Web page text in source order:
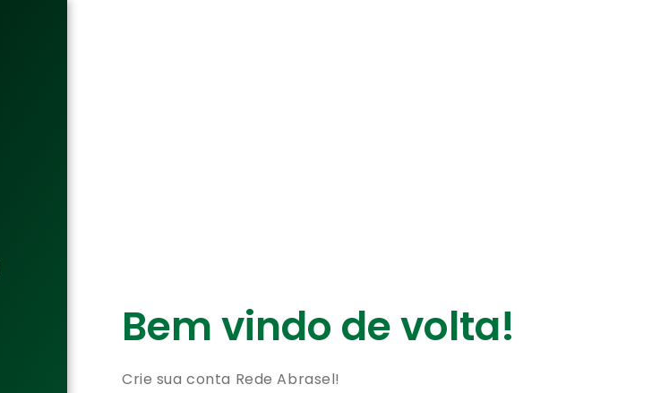
Bem vindo de volta!
Crie sua conta Rede Abrasel!